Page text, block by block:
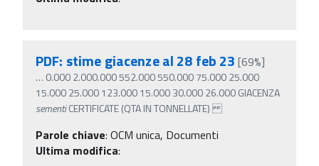
PDF: stime giacenze al 28 feb 23 [69%]
… 0.000 2.000.000 552.000 550.000 75.000 25.000
15.000 25.000 123.000 15.000 30.000 26.000 GIACENZA
sementiCERTIFICATE (QTA IN TONNELLATE)
Parole chiave: OCM unica, Documenti
Ultima modifica: